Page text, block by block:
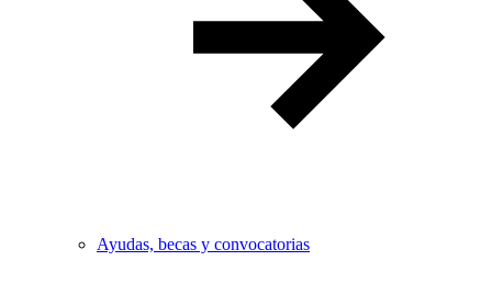
Ayudas, becas y convocatorias